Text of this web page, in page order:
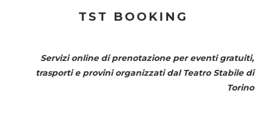
TST BOOKING
Servizi online di prenotazione per eventi gratuiti,
trasporti e provini organizzati dal Teatro Stabile di
Torino